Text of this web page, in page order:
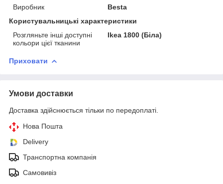
Виробник
Besta
Користувальницькі характеристики
Розгляньте інші доступні
кольори цієї тканини
Ikea 1800 (Біла)
Приховати
Умови доставки
Доставка здійснюється тільки по передоплаті.
Нова Пошта
Delivery
Транспортна компанія
Самовивіз